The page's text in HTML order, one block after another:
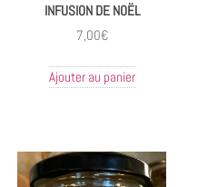
INFUSION DE NOËL
7,00€
Ajouter au panier